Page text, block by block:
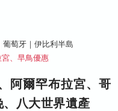
葡萄牙｜伊比利半島
、早鳥優惠
阿爾罕布拉宮、哥
八大世界遺產